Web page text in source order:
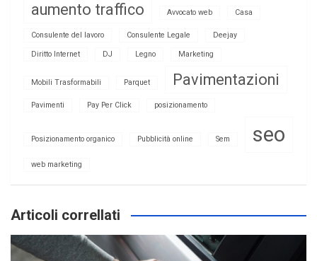
aumento traffico Avvocato web Casa
Consulente del lavoro Consulente Legale Deejay
Diritto Internet DJ Legno Marketing
Mobili Trasformabili Parquet Pavimentazioni
Pavimenti Pay Per Click posizionamento
Posizionamento organico Pubblicità online Sem seo
web marketing
Articoli correllati